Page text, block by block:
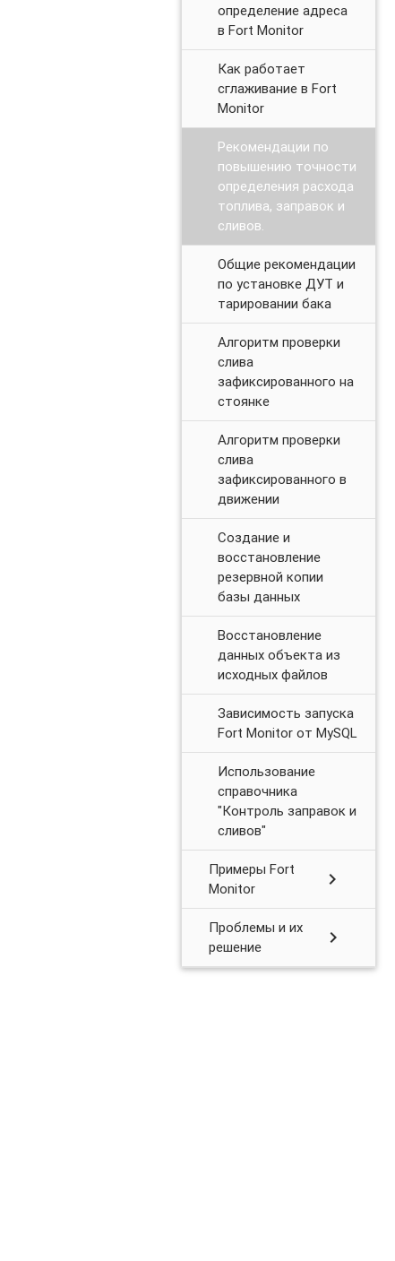
определение адреса
в Fort Monitor
Как работает
сглаживание в Fort
Monitor
Рекомендации по
повышению точности
определения расхода
топлива, заправок и
сливов.
Общие рекомендации
по установке ДУТ и
тарировании бака
Алгоритм проверки
слива
зафиксированного на
стоянке
Алгоритм проверки
слива
зафиксированного в
движении
Создание и
восстановление
резервной копии
базы данных
Восстановление
данных объекта из
исходных файлов
Зависимость запуска
Fort Monitor от MySQL
Использование
справочника
"Контроль заправок и
сливов"
Примеры Fort
Monitor
chevron_right
Проблемы и их
решение
chevron_right